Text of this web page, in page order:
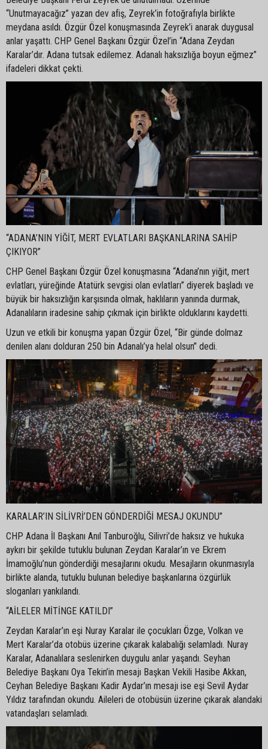
“Unutmayacağız” yazan dev afiş, Zeyrek’in fotoğrafıyla birlikte
meydana asıldı. Özgür Özel konuşmasında Zeyrek’i anarak duygusal
anlar yaşattı. CHP Genel Başkanı Özgür Özel’in “Adana Zeydan
Karalar’dır. Adana tutsak edilemez. Adanalı haksızlığa boyun eğmez”
ifadeleri dikkat çekti.
“ADANA’NIN YİĞİT, MERT EVLATLARI BAŞKANLARINA SAHİP
ÇIKIYOR”
CHP Genel Başkanı Özgür Özel konuşmasına “Adana’nın yiğit, mert
evlatları, yüreğinde Atatürk sevgisi olan evlatları” diyerek başladı ve
büyük bir haksızlığın karşısında olmak, haklıların yanında durmak,
Adanalıların iradesine sahip çıkmak için birlikte olduklarını kaydetti.
Uzun ve etkili bir konuşma yapan Özgür Özel, “Bir günde dolmaz
denilen alanı dolduran 250 bin Adanalı’ya helal olsun” dedi.
KARALAR’IN SİLİVRİ’DEN GÖNDERDİĞİ MESAJ OKUNDU”
CHP Adana İl Başkanı Anıl Tanburoğlu, Silivri’de haksız ve hukuka
aykırı bir şekilde tutuklu bulunan Zeydan Karalar’ın ve Ekrem
İmamoğlu’nun gönderdiği mesajlarını okudu. Mesajların okunmasıyla
birlikte alanda, tutuklu bulunan belediye başkanlarına özgürlük
sloganları yankılandı.
“AİLELER MİTİNGE KATILDI”
Zeydan Karalar’ın eşi Nuray Karalar ile çocukları Özge, Volkan ve
Mert Karalar’da otobüs üzerine çıkarak kalabalığı selamladı. Nuray
Karalar, Adanalılara seslenirken duygulu anlar yaşandı. Seyhan
Belediye Başkanı Oya Tekin’in mesajı Başkan Vekili Hasibe Akkan,
Ceyhan Belediye Başkanı Kadir Aydar’ın mesajı ise eşi Sevil Aydar
Yıldız tarafından okundu. Aileleri de otobüsün üzerine çıkarak alandaki
vatandaşları selamladı.